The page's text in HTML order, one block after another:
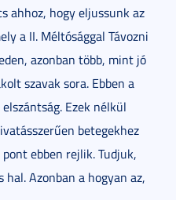
ahhoz, hogy eljussunk az
a II. Méltósággal Távozni
azonban több, mint jó
szavak sora. Ebben a
Ezek nélkül
betegekhez
ebben rejlik. Tudjuk,
Azonban a hogyan az,